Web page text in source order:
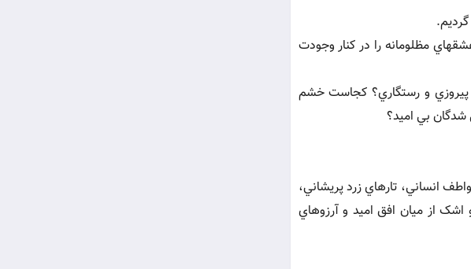
مظلومانه را در کنار وجودت
پيروزي و رستگاري؟ کجاست خشم
بي اميد؟
انساني، تارهاي زرد پريشاني،
اشک از ميان افق اميد و آرزوهاي